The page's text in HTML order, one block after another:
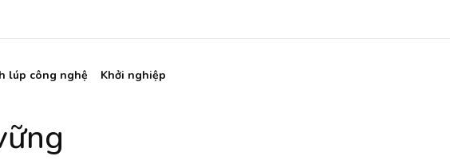
lúp công nghệ Khởi nghiệp